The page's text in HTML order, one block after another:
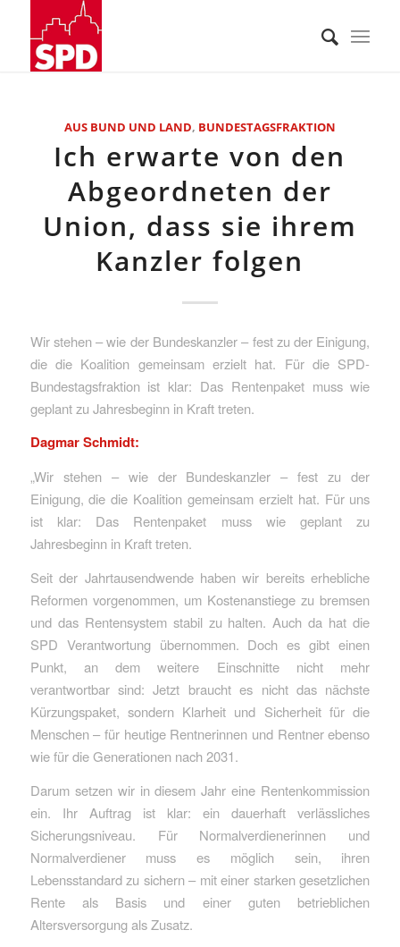
AUS BUND UND LAND, BUNDESTAGSFRAKTION
Ich erwarte von den
Abgeordneten der
Union, dass sie ihrem
Kanzler folgen
Wir stehen – wie der Bundeskanzler – fest zu der Einigung,
die die Koalition gemeinsam erzielt hat. Für die SPD-
Bundestagsfraktion ist klar: Das Rentenpaket muss wie
geplant zu Jahresbeginn in Kraft treten.
Dagmar Schmidt:
„Wir stehen – wie der Bundeskanzler – fest zu der
Einigung, die die Koalition gemeinsam erzielt hat. Für uns
ist klar: Das Rentenpaket muss wie geplant zu
Jahresbeginn in Kraft treten.
Seit der Jahrtausendwende haben wir bereits erhebliche
Reformen vorgenommen, um Kostenanstiege zu bremsen
und das Rentensystem stabil zu halten. Auch da hat die
SPD Verantwortung übernommen. Doch es gibt einen
Punkt, an dem weitere Einschnitte nicht mehr
verantwortbar sind: Jetzt braucht es nicht das nächste
Kürzungspaket, sondern Klarheit und Sicherheit für die
Menschen – für heutige Rentnerinnen und Rentner ebenso
wie für die Generationen nach 2031.
Darum setzen wir in diesem Jahr eine Rentenkommission
ein. Ihr Auftrag ist klar: ein dauerhaft verlässliches
Sicherungsniveau. Für Normalverdienerinnen und
Normalverdiener muss es möglich sein, ihren
Lebensstandard zu sichern – mit einer starken gesetzlichen
Rente als Basis und einer guten betrieblichen
Altersversorgung als Zusatz.